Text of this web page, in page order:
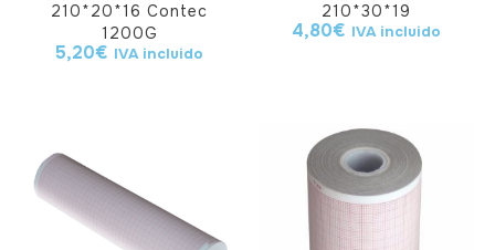
210*20*16 Contec
1200G
5,20€ IVA incluido
210*30*19
4,80€ IVA incluido